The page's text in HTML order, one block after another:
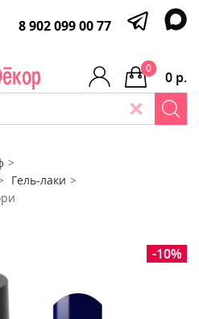
8 902 099 00 77
0 р.
0
Гель-лаки
-10%